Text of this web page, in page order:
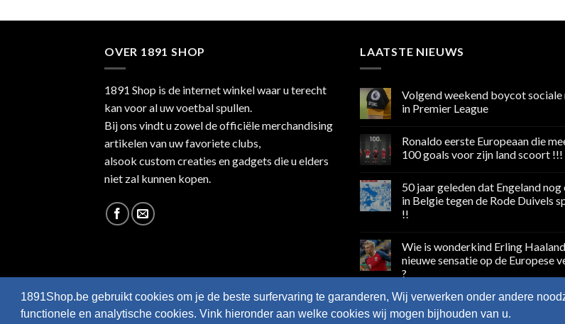
OVER 1891 SHOP
1891 Shop is de internet winkel waar u terecht
kan voor al uw voetbal spullen.
Bij ons vindt u zowel de officiële merchandising
artikelen van uw favoriete clubs,
alsook custom creaties en gadgets die u elders
niet zal kunnen kopen.
LAATSTE NIEUWS
Volgend weekend boycot sociale
in Premier League
op
Volgend
weekend
media
in
Premier
League
Ronaldo eerste Europeaan die
100 goals voor zijn land scoort !!!
op
Ronaldo
eerste
Europeaan
dan
100
goals
voor
zijn
scoort
50 jaar geleden dat Engeland nog
in Belgie tegen de Rode Duivels
!!
op
50
jaar
geleden
Engeland
nog
eens
in
Wie is wonderkind Erling
nieuwe sensatie op de Europese
?
reacties
Wie
1891Shop.be gebruikt cookies om je de beste surfervaring te garanderen, Wij verwerken onder andere
functionele en analytische cookies. Vink hieronder aan welke cookies wij mogen bijhouden van u.